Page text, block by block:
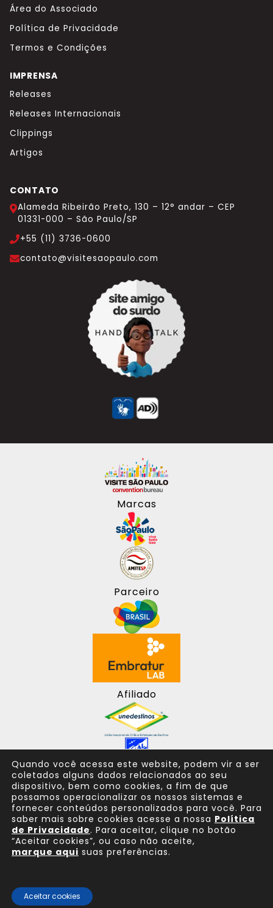
Área do Associado
Política de Privacidade
Termos e Condições
IMPRENSA
Releases
Releases Internacionais
Clippings
Artigos
CONTATO
Alameda Ribeirão Preto, 130 – 12° andar – CEP
01331-000 – São Paulo/SP
+55 (11) 3736-0600
contato@visitesaopaulo.com
Marcas
Parceiro
Afiliado
© 2025 Todos os direitos reservados
Quando você acessa este website, podem vir a ser
coletados alguns dados relacionados ao seu
dispositivo, bem como cookies, a fim de que
possamos operacionalizar os nossos sistemas e
fornecer conteúdos personalizados para você. Para
saber mais sobre cookies acesse a nossa Política
de Privacidade. Para aceitar, clique no botão
“Aceitar cookies”, ou caso não aceite,
marque aqui suas preferências.
Aceitar cookies